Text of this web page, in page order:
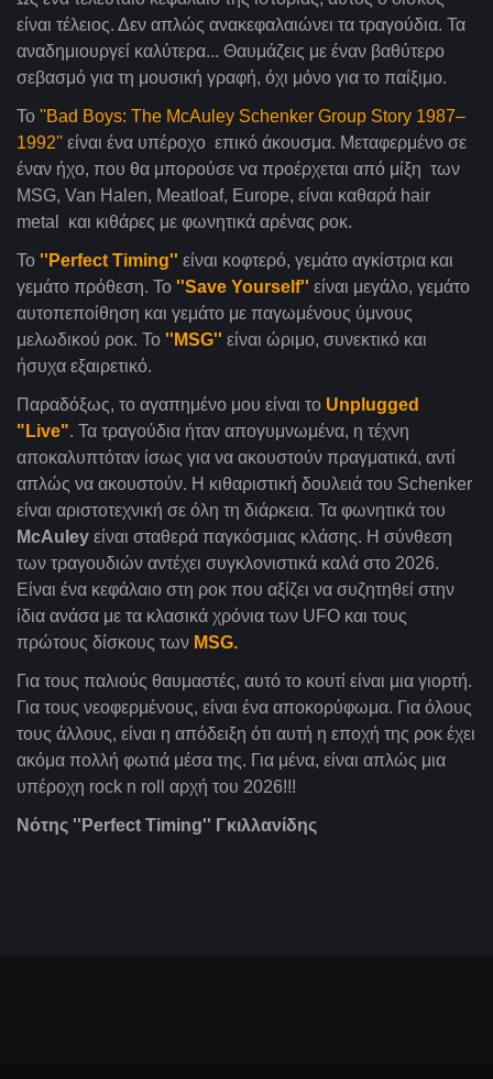
είναι τέλειος. Δεν απλώς ανακεφαλαιώνει τα τραγούδια. Τα
αναδημιουργεί καλύτερα... Θαυμάζεις με έναν βαθύτερο
σεβασμό για τη μουσική γραφή, όχι μόνο για το παίξιμο.
Το ''Bad Boys: The McAuley Schenker Group Story 1987–
1992'' είναι ένα υπέροχο επικό άκουσμα. Μεταφερμένο σε
έναν ήχο, που θα μπορούσε να προέρχεται από μίξη των
MSG, Van Halen, Meatloaf, Europe, είναι καθαρά hair
metal
και κιθάρες με φωνητικά αρένας ροκ.
Το ''Perfect Timing'' είναι κοφτερό, γεμάτο αγκίστρια και
γεμάτο πρόθεση. Το ''Save Yourself'' είναι μεγάλο, γεμάτο
αυτοπεποίθηση και γεμάτο με παγωμένους ύμνους
μελωδικού ροκ. Το ''MSG'' είναι ώριμο, συνεκτικό και
ήσυχα εξαιρετικό.
Παραδόξως, το αγαπημένο μου είναι το Unplugged
"Live". Τα τραγούδια ήταν απογυμνωμένα, η τέχνη
αποκαλυπτόταν ίσως για να ακουστούν πραγματικά, αντί
απλώς να ακουστούν. Η κιθαριστική δουλειά του Schenker
είναι αριστοτεχνική σε όλη τη διάρκεια. Τα φωνητικά του
McAuley είναι σταθερά παγκόσμιας κλάσης. Η σύνθεση
των τραγουδιών αντέχει συγκλονιστικά καλά στο 2026.
Είναι ένα κεφάλαιο στη ροκ που αξίζει να συζητηθεί στην
ίδια ανάσα με τα κλασικά χρόνια των UFO και τους
πρώτους δίσκους των MSG.
Για τους παλιούς θαυμαστές, αυτό το κουτί είναι μια γιορτή.
Για τους νεοφερμένους, είναι ένα αποκορύφωμα. Για όλους
τους άλλους, είναι η απόδειξη ότι αυτή η εποχή της ροκ έχει
ακόμα πολλή φωτιά μέσα της. Για μένα, είναι απλώς μια
υπέροχη rock n roll αρχή του 2026!!!
Νότης ''Perfect Timing'' Γκιλλανίδης